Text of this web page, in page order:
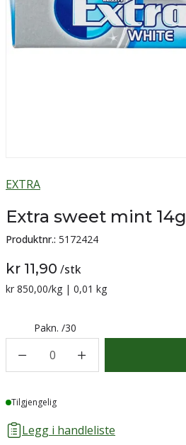
EXTRA
Extra sweet mint 14g
Produktnr.: 5172424
kr 11,90 /stk
Sammenligning pris:
kr 850,00/kg | 0,01 kg
Pakn. /30
0
Lager
Tilgjengelig
Legg i handleliste